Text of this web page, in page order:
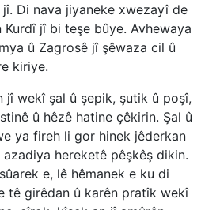
Di nava jiyaneke xwezayî de
jî bi teşe bûye. Avhewaya
û Zagrosê jî şêwaza cil û
kiriye.
jî wekî şal û şepik, şutik û poşî,
û hêzê hatine çêkirin. Şal û
ya fireh li gor hinek jêderkan
hereketê pêşkêş dikin.
e, lê hêmanek e ku di
tê girêdan û karên pratîk wekî